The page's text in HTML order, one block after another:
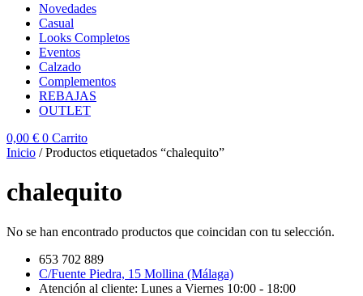
Novedades
Casual
Looks Completos
Eventos
Calzado
Complementos
REBAJAS
OUTLET
0,00 € 0 Carrito
Inicio / Productos etiquetados “chalequito”
chalequito
No se han encontrado productos que coincidan con tu selección.
653 702 889
C/Fuente Piedra, 15 Mollina (Málaga)
Atención al cliente: Lunes a Viernes 10:00 - 18:00